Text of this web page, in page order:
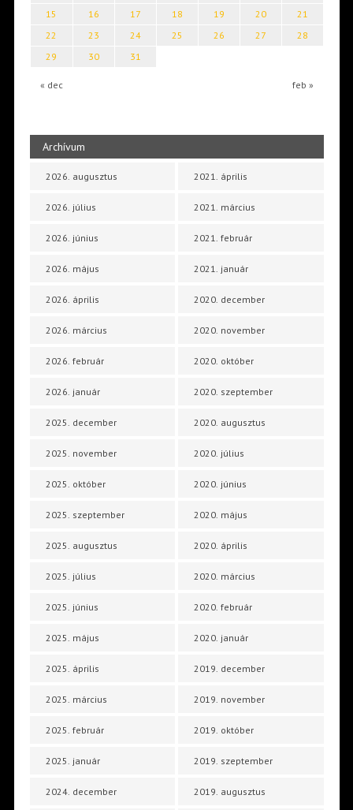
« dec feb »
15
16 17 18 19 20
21
22
23 24 25 26 27
28
29
30 31
Archívum
2026. augusztus
2026. július
2026. június
2026. május
2026. április
2026. március
2026. február
2026. január
2025. december
2025. november
2025. október
2025. szeptember
2025. augusztus
2025. július
2025. június
2025. május
2025. április
2025. március
2025. február
2025. január
2024. december
2021. április
2021. március
2021. február
2021. január
2020. december
2020. november
2020. október
2020. szeptember
2020. augusztus
2020. július
2020. június
2020. május
2020. április
2020. március
2020. február
2020. január
2019. december
2019. november
2019. október
2019. szeptember
2019. augusztus